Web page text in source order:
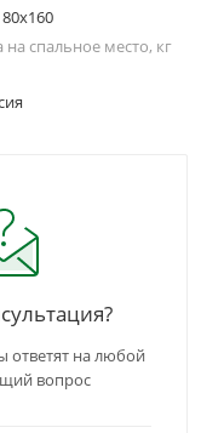
80х160
спальное место, кг
ответят на любой
вопрос